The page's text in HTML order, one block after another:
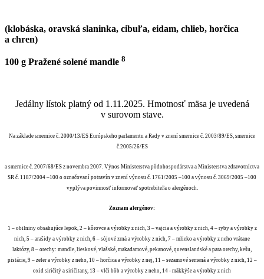
(klobáska, oravská slaninka, cibuľa, eidam, chlieb, horčica
a chren)
100 g Pražené solené mandle 8
Jedálny lístok platný od 1.11.2025. Hmotnosť mäsa je uvedená
v surovom stave.
Na základe smernice č. 2000/13/ES Európskeho parlamentu a Rady v znení smernice č. 2003/89/ES, smernice
č.2005/26/ES
a smernice č. 2007/68/ES z novembra 2007. Výnos Ministerstva pôdohospodárstva a Ministerstva zdravotníctva
SR č. 1187/2004 –100 o označovaní potravín v znení výnosu č. 1761/2005 –100 a výnosu č. 3069/2005 –100
vyplýva povinnosť informovať spotrebiteľa o alergénoch.
Zoznam alergénov:
1 – obilniny obsahujúce lepok, 2 – kôrovce a výrobky z nich, 3 – vajcia a výrobky z nich, 4 – ryby a výrobky z
nich, 5 – arašidy a výrobky z nich, 6 – sójové zrná a výrobky z nich, 7 – mlieko a výrobky z neho vrátane
laktózy, 8 – orechy: mandle, lieskové, vlašské, makadamové, pekanové, queenslandské a para orechy, kešu,
pistácie, 9 – zeler a výrobky z neho, 10 – horčica a výrobky z nej, 11 – sezamové semená a výrobky z nich, 12 –
oxid siričitý a siričitany, 13 – vlčí bôb a výrobky z neho, 14 - mäkkýše a výrobky z nich